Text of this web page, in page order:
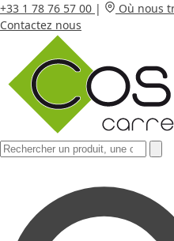
+33 1 78 76 57 00 | Où nous
Contactez nous